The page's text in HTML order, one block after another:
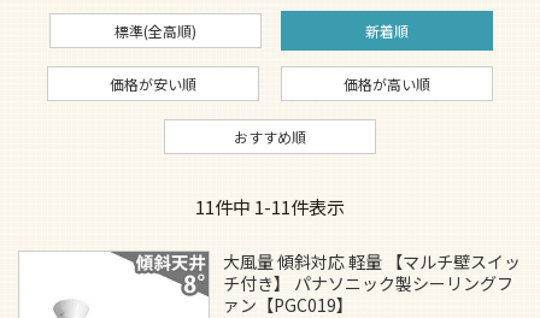
標準(全高順) 新着順
価格が安い順 価格が高い順
おすすめ順
11件中 1-11件表示
大風量 傾斜対応 軽量 【マルチ壁スイッ
チ付き】 パナソニック製シーリングフ
ァン【PGC019】